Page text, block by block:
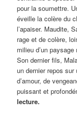
pour la soumettre.
éveille la colère du
l’apaiser. Maudite,
rage et de colère,
milieu d’un
Son dernier fils,
un dernier repos
d’amour, de
puissant et
lecture.